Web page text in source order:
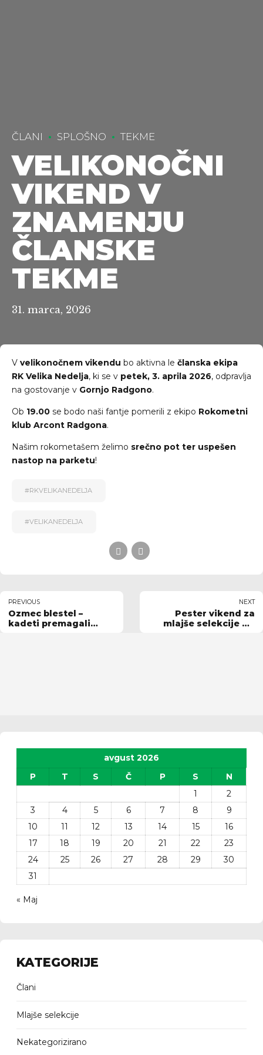
ČLANI SPLOŠNO TEKME
VELIKONOČNI
VIKEND V
ZNAMENJU
ČLANSKE
TEKME
31. marca, 2026
V velikonočnem vikendu bo aktivna le članska ekipa
RK Velika Nedelja, ki se v petek, 3. aprila 2026, odpravlja
na gostovanje v Gornjo Radgono.
Ob 19.00 se bodo naši fantje pomerili z ekipo Rokometni
klub Arcont Radgona.
Našim rokometašem želimo srečno pot ter uspešen
nastop na parketu!
#RKVELIKANEDELJA
#VELIKANEDELJA
PREVIOUS
Ozmec blestel –
kadeti premagali
NEXT
Pester vikend za
mlajše selekcije RK
avgust 2026
P
T S Č P S
N
1
2
3
4 5 6 7 8
9
10
11 12 13 14 15
16
17
18 19 20 21 22
23
24
25 26 27 28 29
30
31
« Maj
KATEGORIJE
Člani
Mlajše selekcije
Nekategorizirano